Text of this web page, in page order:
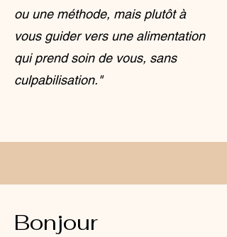
ou une méthode, mais plutôt à
vous guider vers une alimentation
qui prend soin de vous, sans
culpabilisation."
Bonjour